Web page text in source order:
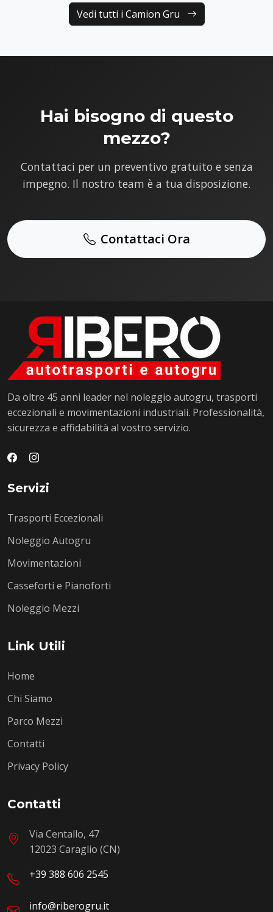
Vedi tutti i Camion Gru
Hai bisogno di questo
mezzo?
Contattaci per un preventivo gratuito e senza
impegno. Il nostro team è a tua disposizione.
Contattaci Ora
Da oltre 45 anni leader nel noleggio autogru, trasporti
eccezionali e movimentazioni industriali. Professionalità,
sicurezza e affidabilità al vostro servizio.
Servizi
Trasporti Eccezionali
Noleggio Autogru
Movimentazioni
Casseforti e Pianoforti
Noleggio Mezzi
Link Utili
Home
Chi Siamo
Parco Mezzi
Contatti
Privacy Policy
Contatti
Via Centallo, 47
12023 Caraglio (CN)
+39 388 606 2545
info@riberogru.it